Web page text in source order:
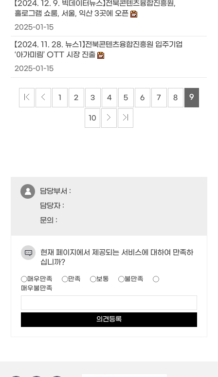
【2024. 12. 9. 빅데이터뉴스】전북콘텐츠융합진흥원,
홀로그램 쇼룸, 서울, 익산 3곳에 오픈
2025-01-15
【2024. 11. 28. 뉴스1】전북콘텐츠융합진흥원 입주기업
‘아가미림’ OTT 시장 진출
2025-01-15
1 2 3 4 5 6 7 8 9
10
담당부서 :
담당자 :
문의 :
현재 페이지에서 제공되는 서비스에 대하여 만족하
십니까?
매우만족 만족 보통
불만족
매우불만족